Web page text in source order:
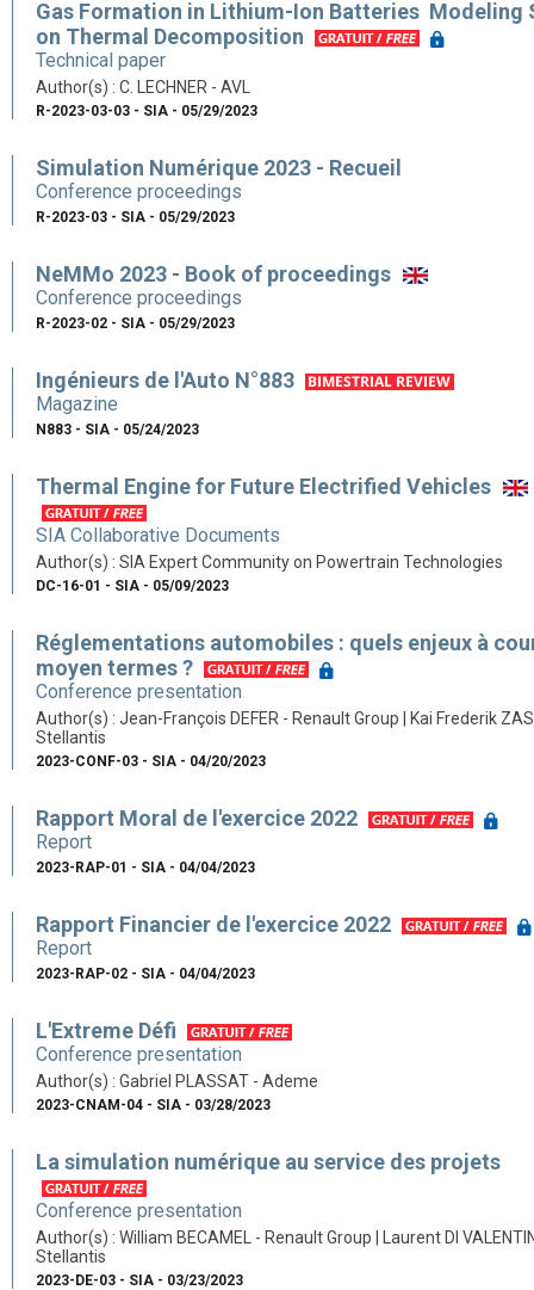
Gas Formation in Lithium-Ion Batteries  Modeling
on Thermal Decomposition
Technical paper
Author(s) : C. LECHNER - AVL
R-2023-03-03 - SIA - 05/29/2023
Simulation Numérique 2023 - Recueil
Conference proceedings
R-2023-03 - SIA - 05/29/2023
NeMMo 2023 - Book of proceedings
Conference proceedings
R-2023-02 - SIA - 05/29/2023
Ingénieurs de l'Auto N°883
Magazine
N883 - SIA - 05/24/2023
Thermal Engine for Future Electrified Vehicles
SIA Collaborative Documents
Author(s) : SIA Expert Community on Powertrain Technologies
DC-16-01 - SIA - 05/09/2023
Réglementations automobiles : quels enjeux à
moyen termes ?
Conference presentation
Author(s) : Jean-François DEFER - Renault Group | Kai Frederik
Stellantis
2023-CONF-03 - SIA - 04/20/2023
Rapport Moral de l'exercice 2022
Report
2023-RAP-01 - SIA - 04/04/2023
Rapport Financier de l'exercice 2022
Report
2023-RAP-02 - SIA - 04/04/2023
L'Extreme Défi
Conference presentation
Author(s) : Gabriel PLASSAT - Ademe
2023-CNAM-04 - SIA - 03/28/2023
La simulation numérique au service des projets
Conference presentation
Author(s) : William BECAMEL - Renault Group | Laurent DI
Stellantis
2023-DE-03 - SIA - 03/23/2023